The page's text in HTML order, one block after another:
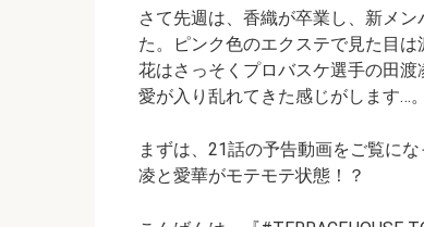
さて先週は、香織が卒業し、新メ
た。ピンク色のエクステで見た目は
花はさっそくプロバスケ選手の田
愛が入り乱れてきた感じがします…。
まずは、21話の予告動画をご覧に
凌と愛華がモテモテ状態！？